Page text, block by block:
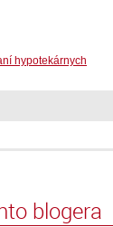
hypotekárnych
blogera